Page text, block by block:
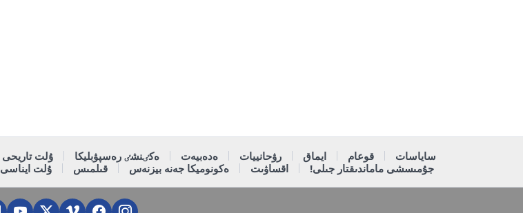
ساياسات قوعام ايماق رۋحانييات ەدەبيەت ەكٸنشٸ رەسپۋبليكا ۇلت تاريحى
جۇمىسشى ماماندىقتار جىلى!
اقساۋىت ەكونوميكا جەنە بيزنەس قىلمىس ۇلت ايناسى